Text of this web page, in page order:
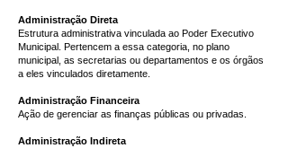
Administração Direta
Estrutura administrativa vinculada ao Poder Executivo
Municipal. Pertencem a essa categoria, no plano
municipal, as secretarias ou departamentos e os órgãos
a eles vinculados diretamente.
Administração Financeira
Ação de gerenciar as finanças públicas ou privadas.
Administração Indireta